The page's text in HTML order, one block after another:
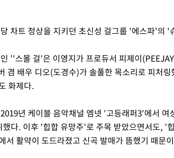
차트 정상을 지키던 초신성 걸그룹 '에스파'의
''스몰 걸'은 이영지가 프로듀서 피제이
겸 배우 디오(도경수)가 솔풀한 목소리로 피처
화제다.
년 케이블 음악채널 엠넷 '고등래퍼3'에서
했다. 이후 '힙합 유망주'로 주목 받았으면서도, '
서 활약이 도드라졌고 신곡 발매가 뜸했기 때문